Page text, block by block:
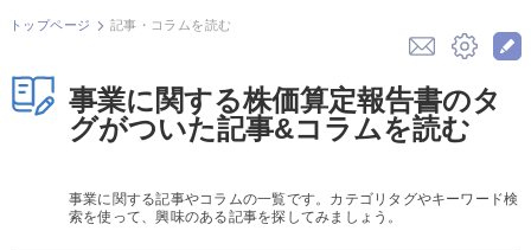
解決策を募集する
契約書ひな型を探す
専門家に電話する
トップページ 記事・コラムを読む
事業に関する株価算定報告書のタ
グがついた記事&コラムを読む
事業に関する記事やコラムの一覧です。カテゴリタグやキーワード検
索を使って、興味のある記事を探してみましょう。